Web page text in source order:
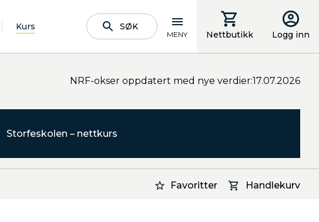
Kurs SØK
MENY Nettbutikk Logg inn
NRF-okser oppdatert med nye verdier:17.07.2026
Storfeskolen – nettkurs
Favoritter Handlekurv